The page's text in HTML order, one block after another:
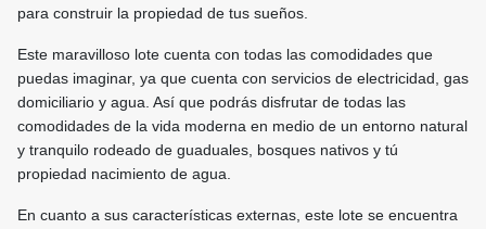
para construir la propiedad de tus sueños.
Este maravilloso lote cuenta con todas las comodidades que
puedas imaginar, ya que cuenta con servicios de electricidad, gas
domiciliario y agua. Así que podrás disfrutar de todas las
comodidades de la vida moderna en medio de un entorno natural
y tranquilo rodeado de guaduales, bosques nativos y tú
propiedad nacimiento de agua.
En cuanto a sus características externas, este lote se encuentra